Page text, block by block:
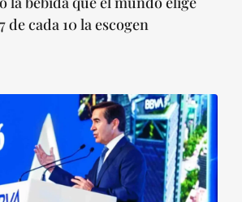
de cada 10 la escogen